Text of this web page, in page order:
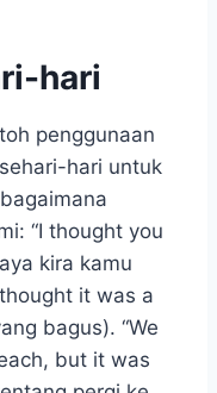
hari
penggunaan
hari untuk
“I thought you
kira kamu
it was a
bagus). “We
but it was